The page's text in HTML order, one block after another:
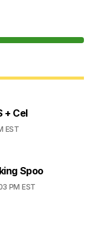
+ Cel
EST
Spoo
PM EST